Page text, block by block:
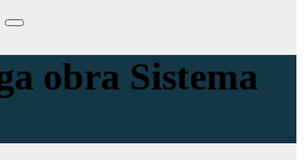
obra Sistema